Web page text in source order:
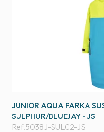
JUNIOR AQUA PARKA
SULPHUR/BLUEJAY - JS
Ref.5038J-SUL02-JS